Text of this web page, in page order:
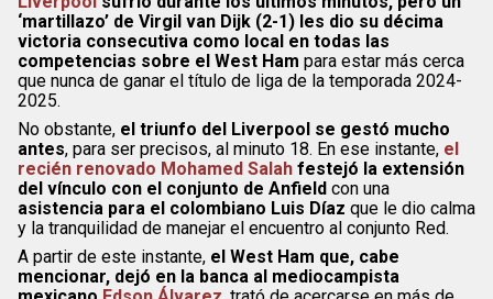
‘martillazo’ de Virgil van Dijk (2-1) les dio su décima
victoria consecutiva como local en todas las
competencias sobre el West Ham para estar más cerca
que nunca de ganar el título de liga de la temporada 2024-
2025.
No obstante, el triunfo del Liverpool se gestó mucho
antes, para ser precisos, al minuto 18. En ese instante, el
recién renovado Mohamed Salah festejó la extensión
del vínculo con el conjunto de Anfield con una
asistencia para el colombiano Luis Díaz que le dio calma
y la tranquilidad de manejar el encuentro al conjunto Red.
A partir de este instante, el West Ham que, cabe
mencionar, dejó en la banca al mediocampista